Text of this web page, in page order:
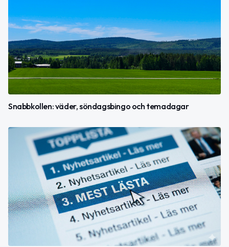
Snabbkollen: väder, söndagsbingo och temadagar